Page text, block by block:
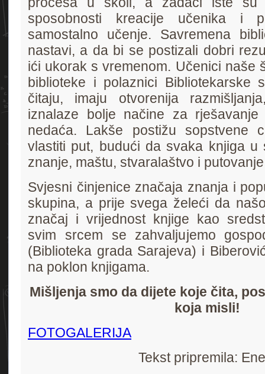
sposobnosti kreacije učenika i
samostalno učenje. Savremena
nastavi, a da bi se postizali dobri
ići ukorak s vremenom. Učenici naše
biblioteke i polaznici Bibliotekarske
čitaju, imaju otvorenija
iznalaze bolje načine za rješavanje
nedaća. Lakše postižu sopstvene
vlastiti put, budući da svaka knjiga u
znanje, maštu, stvaralaštvo i
Svjesni činjenice značaja znanja i
skupina, a prije svega želeći da
značaj i vrijednost knjige kao
svim srcem se zahvaljujemo
(Biblioteka grada Sarajeva) i
na poklon knjigama.
Mišljenja smo da dijete koje čita,
koja misli!
FOTOGALERIJA
Tekst pripremila: